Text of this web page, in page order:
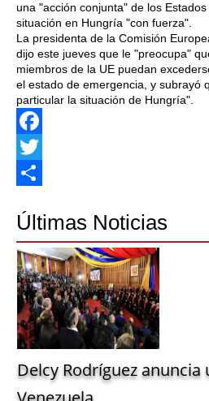
una "acción conjunta" de los
situación en Hungría "con fuerza".
La presidenta de la Comisión
dijo este jueves que le "preocupa"
miembros de la UE puedan
el estado de emergencia, y subrayó
particular la situación de Hungría".
Facebook
Twitter
Últimas Noticias
Delcy Rodríguez